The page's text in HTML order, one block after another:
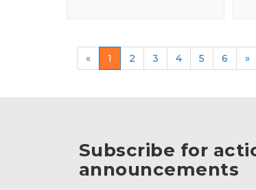
« 1 2 3 4 5 6 »
Subscribe for
announcements